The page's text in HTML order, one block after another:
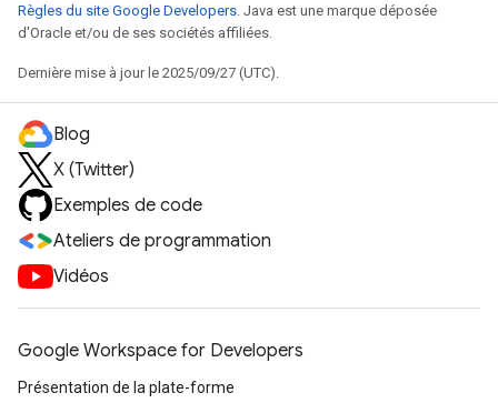
Règles du site Google Developers. Java est une marque déposée
d'Oracle et/ou de ses sociétés affiliées.
Dernière mise à jour le 2025/09/27 (UTC).
Blog
X (Twitter)
Exemples de code
Ateliers de programmation
Vidéos
Google Workspace for Developers
Présentation de la plate-forme